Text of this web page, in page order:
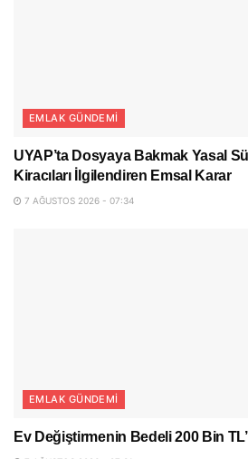
EMLAK GÜNDEMI
UYAP’ta Dosyaya Bakmak Yasal
Kiracıları İlgilendiren Emsal Karar
7 AĞUSTOS 2026 - 07:34
EMLAK GÜNDEMI
Ev Değiştirmenin Bedeli 200 Bin